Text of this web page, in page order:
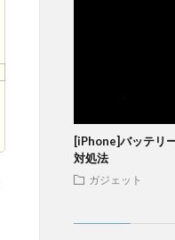
[iPhone]バッテリ
対処法
ガジェット